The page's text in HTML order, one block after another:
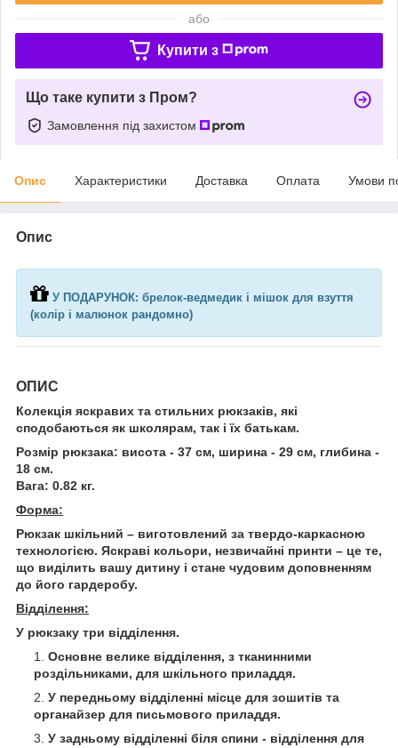
або
Купити з
Що таке купити з Пром?
Замовлення під захистом
Опис Характеристики Доставка Оплата Умови
Опис
У ПОДАРУНОК: брелок-ведмедик і мішок для взуття
(колір і малюнок рандомно)
ОПИС
Колекція яскравих та стильних рюкзаків, які
сподобаються як школярам, так і їх батькам.
Розмір рюкзака: висота - 37 см, ширина - 29 см, глибина -
18 см.
Вага: 0.82 кг.
Форма:
Рюкзак шкільний – виготовлений за твердо-каркасною
технологією. Яскраві кольори, незвичайні принти – це те,
що виділить вашу дитину і стане чудовим доповненням
до його гардеробу.
Відділення:
У рюкзаку три відділення.
Основне велике відділення, з тканинними
роздільниками, для шкільного приладдя.
У передньому відділенні місце для зошитів та
органайзер для письмового приладдя.
У задньому відділенні біля спини - відділення для